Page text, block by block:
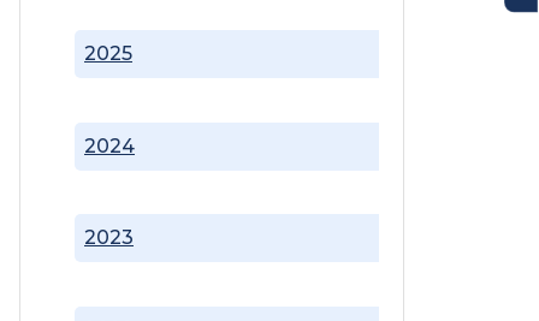
2023
2024
2025